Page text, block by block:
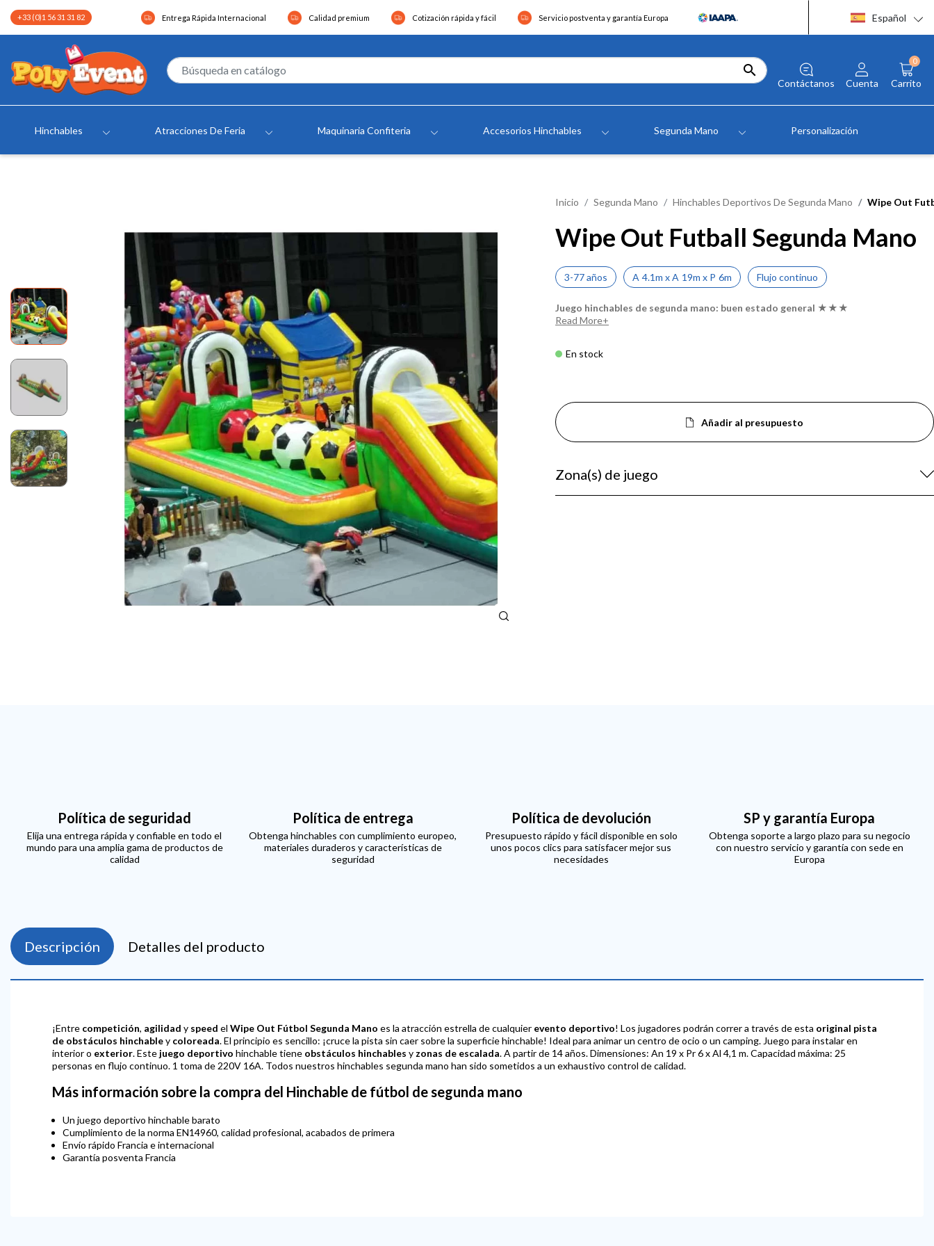
+33 (0)1 56 31 31 82 Entrega Rápida Internacional Calidad premium Cotización rápida y fácil Servicio postventa y garantía Europa Español

Contáctanos Cuenta
0
Carrito
Hinchables Atracciones De Feria Maquinaria Confiteria Accesorios Hinchables Segunda Mano Personalización
Inicio Segunda Mano Hinchables Deportivos De Segunda Mano Wipe Out
Wipe Out Futball Segunda Mano
3-77 años A 4.1m xA 19m x P 6m Flujo continuo
Juego hinchables de segunda mano: buen estado general ★★★
Read More
En stock
Añadir al presupuesto
Zona(s) de juego
Política de seguridad
Elija una entrega rápida y confiable en todo el
mundo para una amplia gama de productos de
calidad
Política de entrega
Obtenga hinchables con cumplimiento europeo,
materiales duraderos y características de
seguridad
Política de devolución
Presupuesto rápido y fácil disponible en solo
unos pocos clics para satisfacer mejor sus
necesidades
SP y garantía Europa
Obtenga soporte a largo plazo para su negocio
con nuestro servicio y garantía con sede en
Europa
Descripción Detalles del producto
¡Entre competición, agilidad y speed el Wipe Out Fútbol Segunda Mano es la atracción estrella de cualquier evento deportivo! Los jugadores podrán correr a través de esta original pista
de obstáculos hinchabley coloreada. El principio es sencillo: ¡cruce la pista sin caer sobre la superficie hinchable! Ideal para animar un centro de ocio o un camping. Juego para instalar en
interior o exterior. Este juego deportivo hinchable tiene obstáculos hinchables y zonas de escalada. A partir de 14 años. Dimensiones: An 19 x Pr 6 x Al 4,1 m. Capacidad máxima: 25
personas en flujo continuo. 1 toma de 220V 16A. Todos nuestros hinchables segunda mano han sido sometidos a un exhaustivo control de calidad.
Más información sobre la compra del Hinchable de fútbol de segunda mano
Un juego deportivo hinchable barato
Cumplimiento de la norma EN14960, calidad profesional, acabados de primera
Envío rápido Francia e internacional
Garantía posventa Francia